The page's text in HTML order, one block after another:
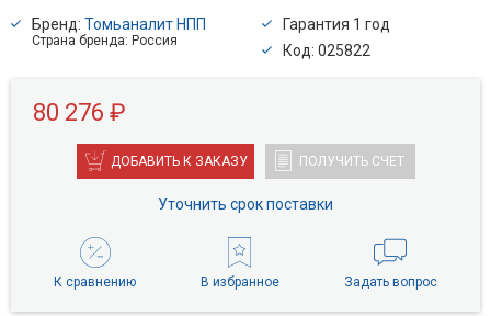
Бренд: Томьаналит НПП
Страна бренда: Россия
Гарантия 1 год
Код: 025822
80 276 ₽
ДОБАВИТЬ К ЗАКАЗУ ПОЛУЧИТЬ СЧЕТ
Уточнить срок поставки
К сравнению В избранное Задать вопрос